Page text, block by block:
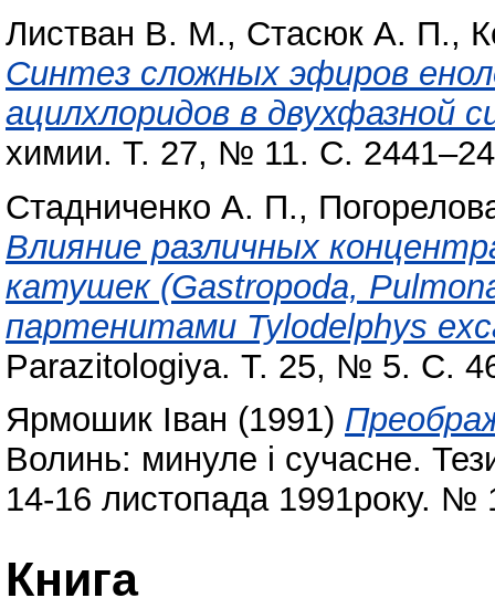
Листван В. М., Стасюк А. П.,
Синтез сложных эфиров
ацилхлоридов в двухфазной
химии. Т. 27, № 11. С.
Стадниченко А. П.,
Влияние различных
катушек (Gastropoda,
партенитами Tylodelphys
Parazitologiya. Т. 25, № 5. С.
Ярмошик Іван (1991)
Волинь: минуле і сучасне.
14-16 листопада 1991року. №
Книга